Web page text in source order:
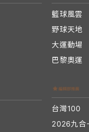
籃球風雲
野球天地
大運動場
巴黎奧運
台灣100
2026九合